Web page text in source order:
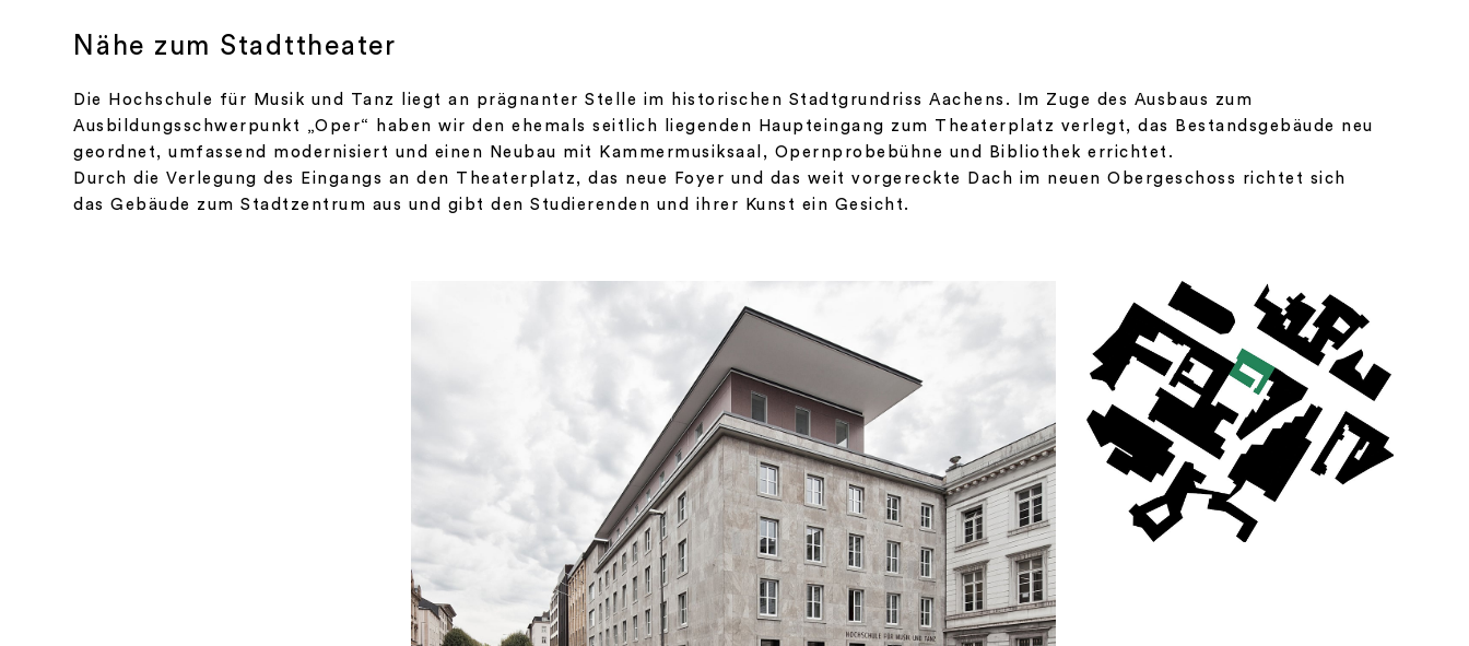
Nähe zum Stadttheater
Die Hochschule für Musik und Tanz liegt an prägnanter Stelle im historischen Stadtgrundriss Aachens. Im Zuge des Ausbaus zum
Ausbildungsschwerpunkt „Oper“ haben wir den ehemals seitlich liegenden Haupteingang zum Theaterplatz verlegt, das Bestandsgebäude neu
geordnet, umfassend modernisiert und einen Neubau mit Kammermusiksaal, Opernprobebühne und Bibliothek errichtet.
Durch die Verlegung des Eingangs an den Theaterplatz, das neue Foyer und das weit vorgereckte Dach im neuen Obergeschoss richtet sich
das Gebäude zum Stadtzentrum aus und gibt den Studierenden und ihrer Kunst ein Gesicht.